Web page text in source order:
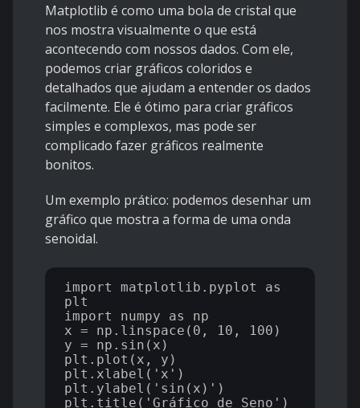
Matplotlib é como uma bola de cristal que
nos mostra visualmente o que está
acontecendo com nossos dados. Com ele,
podemos criar gráficos coloridos e
detalhados que ajudam a entender os dados
facilmente. Ele é ótimo para criar gráficos
simples e complexos, mas pode ser
complicado fazer gráficos realmente
bonitos.
Um exemplo prático: podemos desenhar um
gráfico que mostra a forma de uma onda
senoidal.
import matplotlib.pyplot as
plt
import numpy as np
x = np.linspace(0, 10, 100)
y = np.sin(x)
plt.plot(x, y)
plt.xlabel('x')
plt.ylabel('sin(x)')
plt.title('Gráfico de Seno')